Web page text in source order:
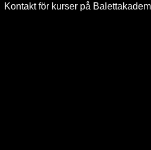
Kontakt för kurser på